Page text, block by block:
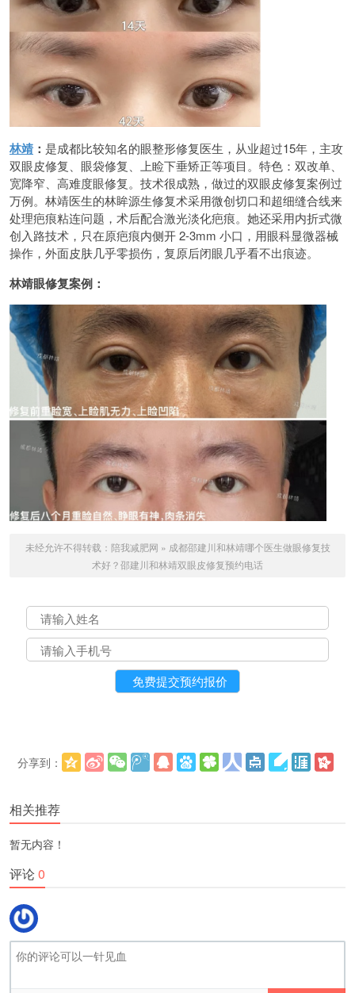
林靖 ： 是成都比较知名的眼整形修复医生，从业超过15年，主攻
双眼皮修复、眼袋修复、上睑下垂矫正等项目。特色：双改单、
宽降窄、高难度眼修复。技术很成熟，做过的双眼皮修复案例过
万例。林靖医生的林眸源生修复术采用微创切口和超细缝合线来
处理疤痕粘连问题，术后配合激光淡化疤痕。她还采用内折式微
创入路技术，只在原疤痕内侧开 2-3mm 小口，用眼科显微器械
操作，外面皮肤几乎零损伤，复原后闭眼几乎看不出痕迹。
林靖眼修复案例：
未经允许不得转载： 陪我减肥网 » 成都邵建川和林靖哪个医生做眼修复技
术好？邵建川和林靖双眼皮修复预约电话
分享到：
相关推荐
暂无内容！
评论0